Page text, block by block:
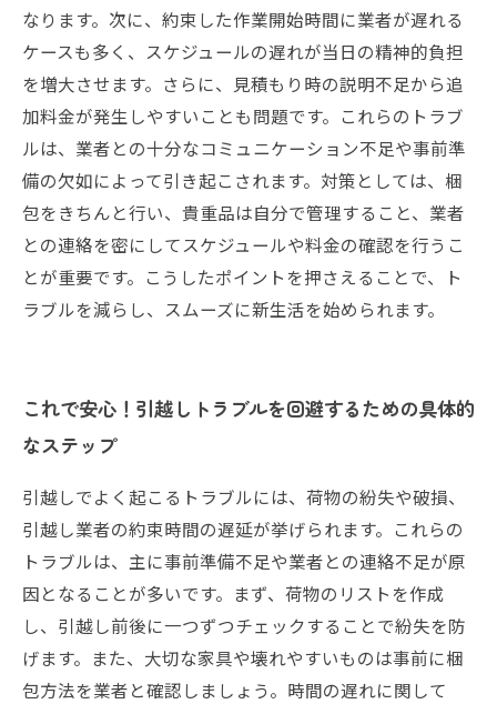
なります。次に、約束した作業開始時間に業者が遅れる
ケースも多く、スケジュールの遅れが当日の精神的負担
を増大させます。さらに、見積もり時の説明不足から追
加料金が発生しやすいことも問題です。これらのトラブ
ルは、業者との十分なコミュニケーション不足や事前準
備の欠如によって引き起こされます。対策としては、梱
包をきちんと行い、貴重品は自分で管理すること、業者
との連絡を密にしてスケジュールや料金の確認を行うこ
とが重要です。こうしたポイントを押さえることで、ト
ラブルを減らし、スムーズに新生活を始められます。
これで安心！引越しトラブルを回避するための具体的
なステップ
引越しでよく起こるトラブルには、荷物の紛失や破損、
引越し業者の約束時間の遅延が挙げられます。これらの
トラブルは、主に事前準備不足や業者との連絡不足が原
因となることが多いです。まず、荷物のリストを作成
し、引越し前後に一つずつチェックすることで紛失を防
げます。また、大切な家具や壊れやすいものは事前に梱
包方法を業者と確認しましょう。時間の遅れに関して